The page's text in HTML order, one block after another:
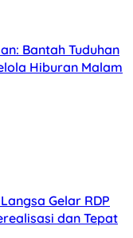
Bantah Tuduhan
Hiburan Malam
Gelar RDP
dan Tepat